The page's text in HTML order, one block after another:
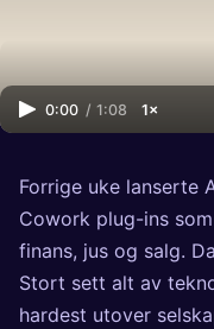
0:00 / 1:08 1×
Forrige uke lanserte
Cowork plug-ins
finans, jus og salg.
Stort sett alt av
hardest utover